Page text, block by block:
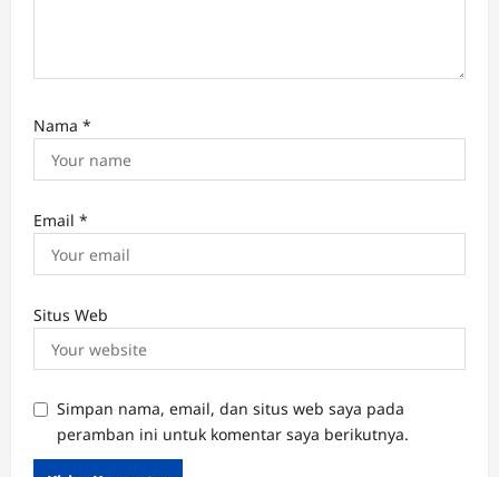
Nama *
Email *
Situs Web
Simpan nama, email, dan situs web saya pada
peramban ini untuk komentar saya berikutnya.